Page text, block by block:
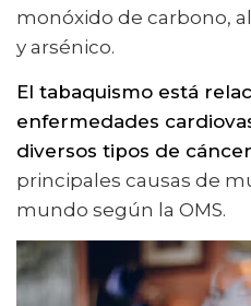
monóxido de carbono,
y arsénico.
El tabaquismo está
enfermedades
diversos tipos de cáncer
principales causas de
mundo según la OMS.